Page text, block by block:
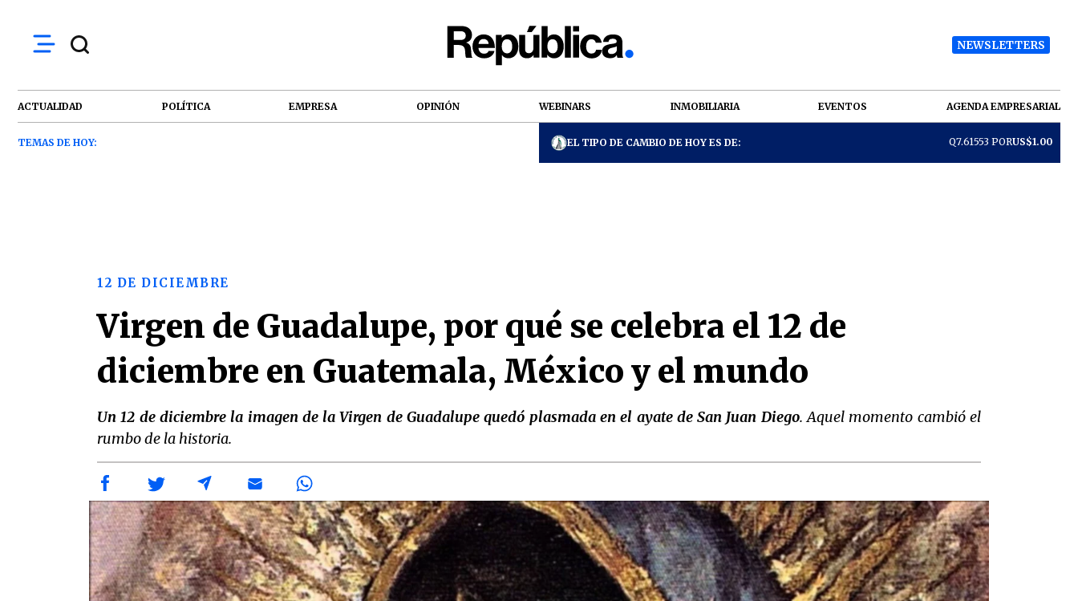
NEWSLETTERS
ACTUALIDAD POLÍTICA EMPRESA OPINIÓN WEBINARS INMOBILIARIA EVENTOS AGENDA EMPRESARIAL
TEMAS DE HOY: EL TIPO DE CAMBIO DE HOY ES DE: Q7.61553 PORUS$1.00
12 DE DICIEMBRE
Virgen de Guadalupe, por qué se celebra el 12 de
diciembre en Guatemala, México y el mundo
Un 12 de diciembre la imagen de la Virgen de Guadalupe quedó plasmada en el ayate de San Juan Diego. Aquel momento cambió el
rumbo de la historia.